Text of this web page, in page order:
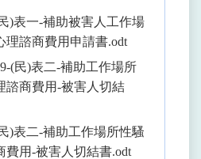
)表一-補助被害人工作場
理諮商費用申請書.odt
(民)表二-補助工作場所
諮商費用-被害人切結
)表二-補助工作場所性騷
費用-被害人切結書.odt